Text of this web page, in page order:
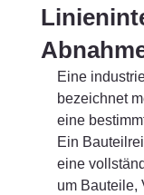
Eine
bezeichnet
eine
Ein
eine
um Bauteile,